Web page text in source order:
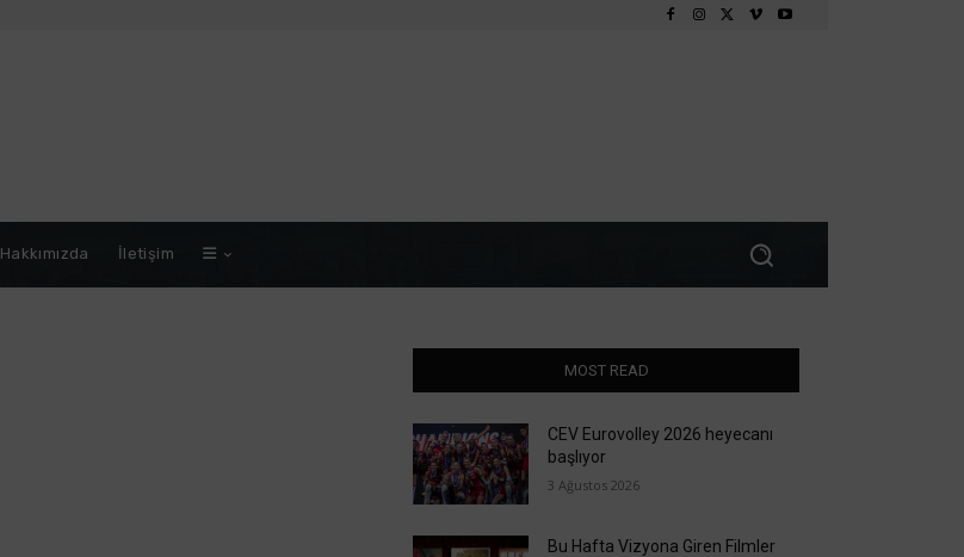
Hakkımızda İletişim
MOST READ
CEV Eurovolley 2026 heyecanı
başlıyor
3 Ağustos 2026
Bu Hafta Vizyona Giren Filmler